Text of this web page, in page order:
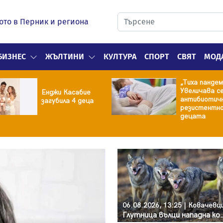
в Перник и региона
ЖЪЛТИНИ КУЛТУРА СПОРТ СВЯТ
Енджи Касабие
загубила 4 деца
„Тиха пандемия“:
Увеличава се
антибиотичната
резистентност при
децата
06.08.2026, 13:25 |
Глутница вълци